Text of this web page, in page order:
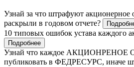
Узнай за что штрафуют акционерное
раскрыли в годовом отчете?
10 типовых ошибок устава каждого
Подробнее
Узнай что каждое АКЦИОНРЕНОЕ
публиковать в ФЕДРЕСУРС, иначе